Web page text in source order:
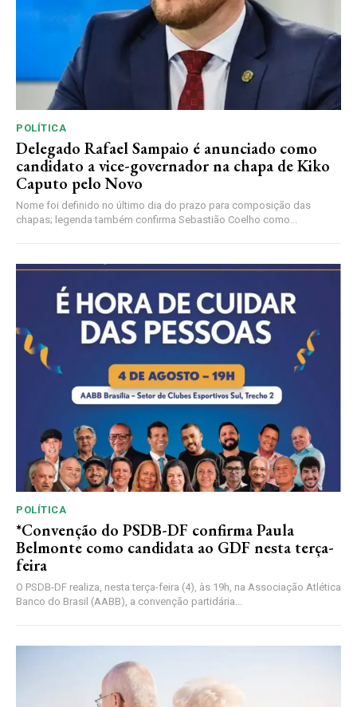
POLÍTICA
Delegado Rafael Sampaio é anunciado como
candidato a vice-governador na chapa de Kiko
Caputo pelo Novo
Nome foi definido no último dia do prazo para composição das
chapas; legenda também confirma Sebastião Coelho como...
POLÍTICA
*Convenção do PSDB-DF confirma Paula
Belmonte como candidata ao GDF nesta terça-
feira
O PSDB-DF realiza, nesta terça-feira (4), às 19h, na Associação Atlética
Banco do Brasil (AABB), a convenção partidária...